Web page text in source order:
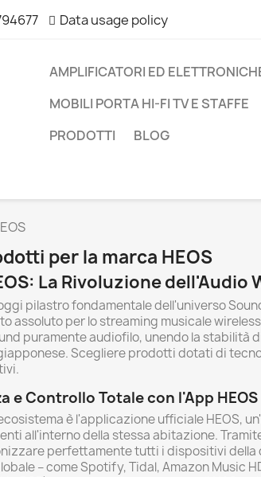
Data usage policy
AMPLIFICATORI ED
MOBILI PORTA HI-FI TV E STAFFE
PRODOTTI
BLOG
per la marca HEOS
La Rivoluzione
pilastro fondamentale dell'universo
assoluto per lo streaming musicale
puramente audiofilo, unendo la stabilità
Scegliere prodotti dotati di
e Controllo Totale con l'App HEOS
è l'applicazione ufficiale HEOS,
all'interno della stessa abitazione.
perfettamente tutti i dispositivi della
– come Spotify, Tidal, Amazon Music